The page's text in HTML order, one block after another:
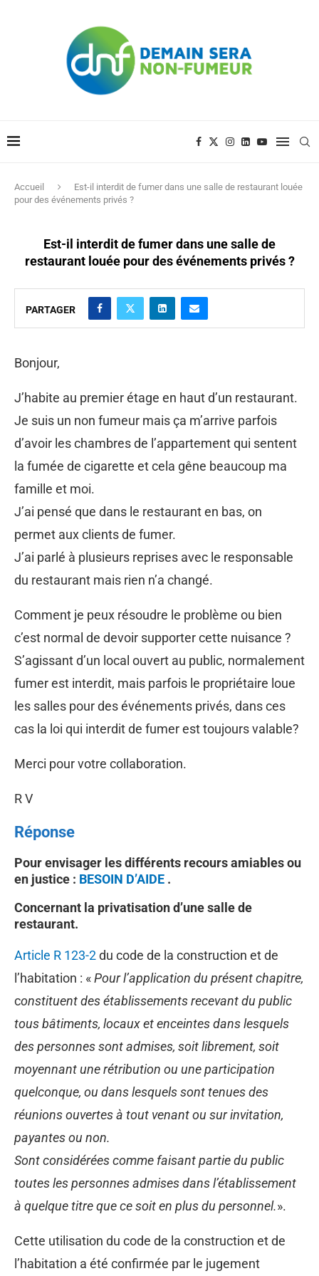
Accueil
Est-il interdit de fumer dans une salle de restaurant louée
pour des événements privés ?
Est-il interdit de fumer dans une salle de
restaurant louée pour des événements privés ?
PARTAGER
Bonjour,
J’habite au premier étage en haut d’un restaurant.
Je suis un non fumeur mais ça m’arrive parfois
d’avoir les chambres de l’appartement qui sentent
la fumée de cigarette et cela gêne beaucoup ma
famille et moi.
J’ai pensé que dans le restaurant en bas, on
permet aux clients de fumer.
J’ai parlé à plusieurs reprises avec le responsable
du restaurant mais rien n’a changé.
Comment je peux résoudre le problème ou bien
c’est normal de devoir supporter cette nuisance ?
S’agissant d’un local ouvert au public, normalement
fumer est interdit, mais parfois le propriétaire loue
les salles pour des événements privés, dans ces
cas la loi qui interdit de fumer est toujours valable?
Merci pour votre collaboration.
R V
Réponse
Pour envisager les différents recours amiables ou
en justice : BESOIN D’AIDE .
Concernant la privatisation d’une salle de
restaurant.
Article R 123-2du code de la construction et de
l’habitation : «Pour l’application du présent chapitre,
constituent des établissements recevant du public
tous bâtiments, locaux et enceintes dans lesquels
des personnes sont admises, soit librement, soit
moyennant une rétribution ou une participation
quelconque, ou dans lesquels sont tenues des
réunions ouvertes à tout venant ou sur invitation,
payantes ou non.
Sont considérées comme faisant partie du public
toutes les personnes admises dans l’établissement
à quelque titre que ce soit en plus du personnel.».
Cette utilisation du code de la construction et de
l’habitation a été confirmée par le jugement